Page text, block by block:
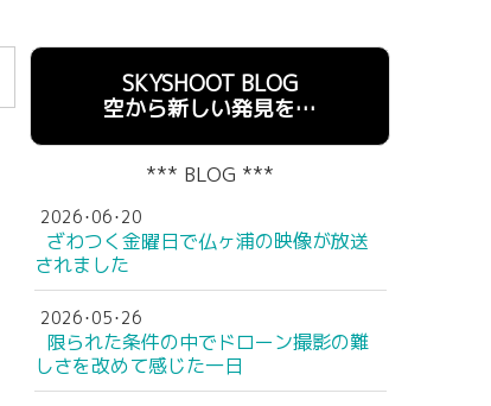
SKYSHOOT BLOG
空から新しい発見を…
*** BLOG ***
2026･06･20
ざわつく金曜日で仏ヶ浦の映像が放送
されました
2026･05･26
限られた条件の中でドローン撮影の難
しさを改めて感じた一日